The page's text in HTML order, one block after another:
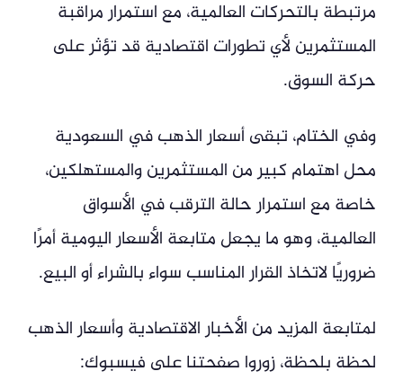
مرتبطة بالتحركات العالمية، مع استمرار مراقبة
المستثمرين لأي تطورات اقتصادية قد تؤثر على
حركة السوق.
وفي الختام، تبقى أسعار الذهب في السعودية
محل اهتمام كبير من المستثمرين والمستهلكين،
خاصة مع استمرار حالة الترقب في الأسواق
العالمية، وهو ما يجعل متابعة الأسعار اليومية أمرًا
ضروريًا لاتخاذ القرار المناسب سواء بالشراء أو البيع.
لمتابعة المزيد من الأخبار الاقتصادية وأسعار الذهب
لحظة بلحظة، زوروا صفحتنا على فيسبوك: